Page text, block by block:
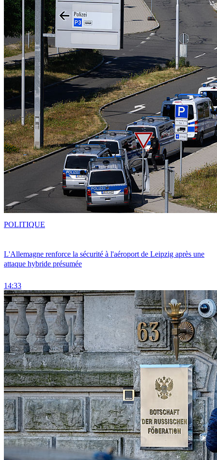
L'Allemagne renforce la sécurité à l'aéroport de Leipzig après une
attaque hybride présumée
14:33
POLITIQUE